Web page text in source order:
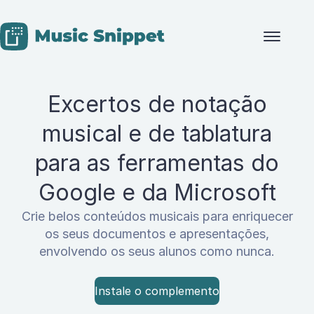
Excertos de notação
musical e de tablatura
para as ferramentas do
Google e da Microsoft
Crie belos conteúdos musicais para enriquecer
os seus documentos e apresentações,
envolvendo os seus alunos como nunca.
Instale o complemento